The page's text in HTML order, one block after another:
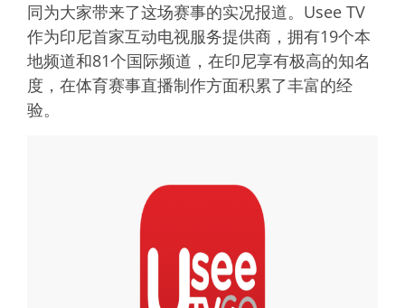
同为大家带来了这场赛事的实况报道。Usee TV
作为印尼首家互动电视服务提供商，拥有19个本
地频道和81个国际频道，在印尼享有极高的知名
度，在体育赛事直播制作方面积累了丰富的经
验。